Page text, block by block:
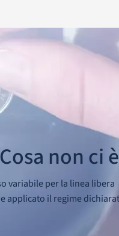
Cosa non ci
variabile per la linea libera
applicato il regime